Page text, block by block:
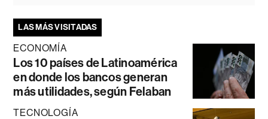
LAS MÁS VISITADAS
ECONOMÍA
Los 10 países de Latinoamérica
en donde los bancos generan
más utilidades, según Felaban
TECNOLOGÍA